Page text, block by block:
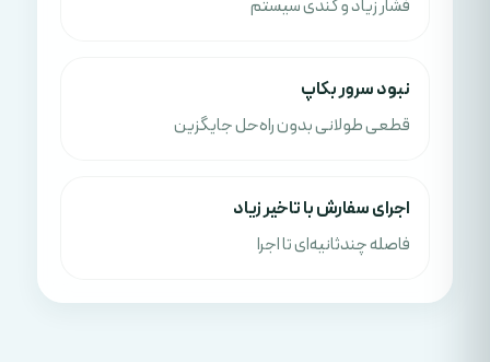
فشار زیاد و کندی سیستم
نبود سرور بکاپ
قطعی طولانی بدون راه‌حل جایگزین
اجرای سفارش با تاخیر زیاد
فاصله چندثانیه‌ای تا اجرا